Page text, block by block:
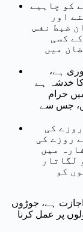
کو چاہیے
اور
ضبط نفس
کسی
میں
ہے،
خدشہ ہے
حرام
جس سے
کی
روزے کی
میں
لگاتار
کو
ہے، جوڑوں
پر عمل کرنا